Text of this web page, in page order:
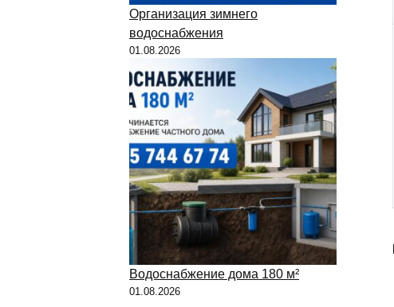
Организация зимнего
водоснабжения
01.08.2026
Водоснабжение дома 180 м²
01.08.2026